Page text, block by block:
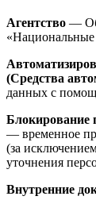
Агентство —
(Средства
данных с
Блокирование
— временное
(за
уточнения
Внутренние